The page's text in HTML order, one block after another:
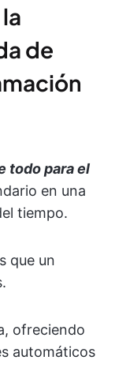
de
todo para el
en una
tiempo.
que un
ofreciendo
automáticos